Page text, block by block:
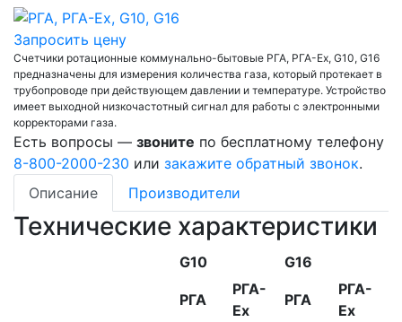
Запросить цену
Счетчики ротационные коммунально-бытовые РГА, РГА-Ex, G10, G16
предназначены для измерения количества газа, который протекает в
трубопроводе при действующем давлении и температуре. Устройство
имеет выходной низкочастотный сигнал для работы с электронными
корректорами газа.
Есть вопросы — звоните по бесплатному телефону
8-800-2000-230 или закажите обратный звонок.
Описание
Производители
Технические характеристики
G10 G16
РГА
РГА-
Ех
РГА
РГА-
Ех